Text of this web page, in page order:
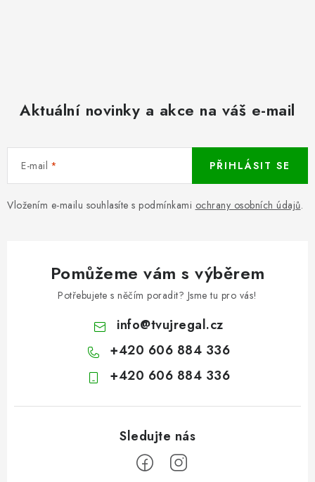
Aktuální novinky a akce na váš e-mail
E-mail
Vložením e-mailu souhlasíte s podmínkami ochrany osobních údajů.
PŘIHLÁSIT SE
Pomůžeme vám s výběrem
Potřebujete s něčím poradit? Jsme tu pro vás!
info@tvujregal.cz
+420 606 884 336
+420 606 884 336